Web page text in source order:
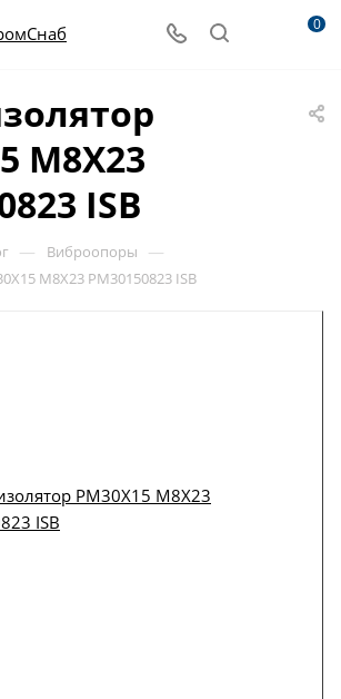
0
M8X23
ISB
— Виброопоры —
M8X23 PM30150823 ISB